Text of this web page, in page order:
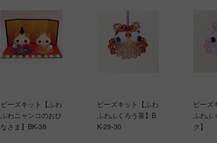
ビーズキット【ふわ
ふわニャンコのおひ
なさま】BK-38
ビーズキット【ふわ
ふわふくろう茶】B
K-29-30
ビーズ
ふわふ
ク】